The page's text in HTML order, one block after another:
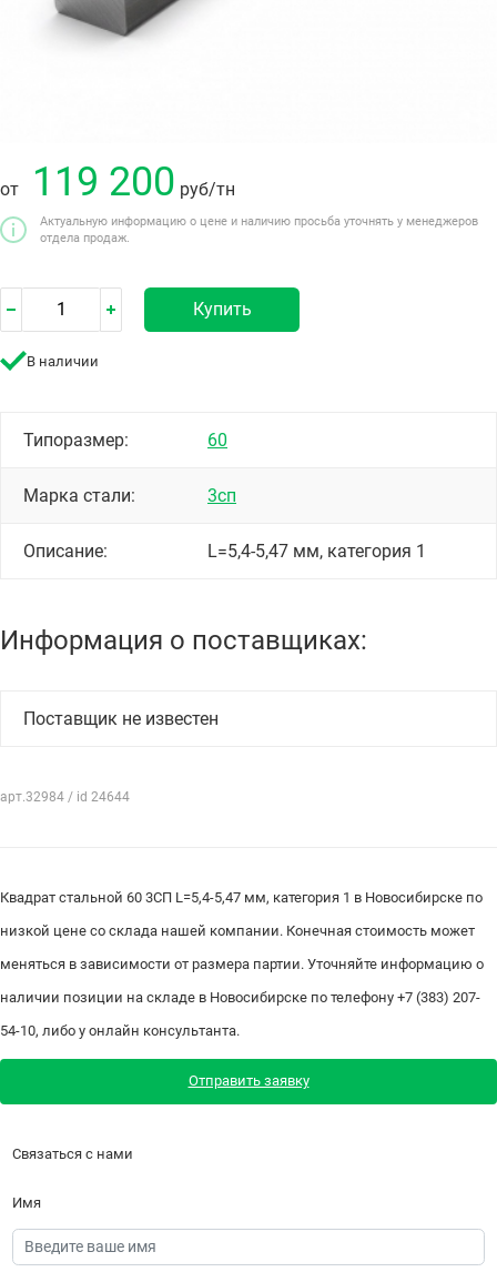
от 119 200 руб/тн
Актуальную информацию о цене и наличию просьба уточнять у менеджеров
отдела продаж.
Купить
В наличии
Типоразмер: 60
Марка стали: 3сп
Описание: L=5,4-5,47 мм, категория 1
Информация о поставщиках:
Поставщик не известен
арт.32984 / id 24644
Квадрат стальной 60 3СП L=5,4-5,47 мм, категория 1 в Новосибирске по
низкой цене со склада нашей компании. Конечная стоимость может
меняться в зависимости от размера партии. Уточняйте информацию о
наличии позиции на складе в Новосибирске по телефону +7 (383) 207-
54-10, либо у онлайн консультанта.
Отправить заявку
Связаться с нами
Имя